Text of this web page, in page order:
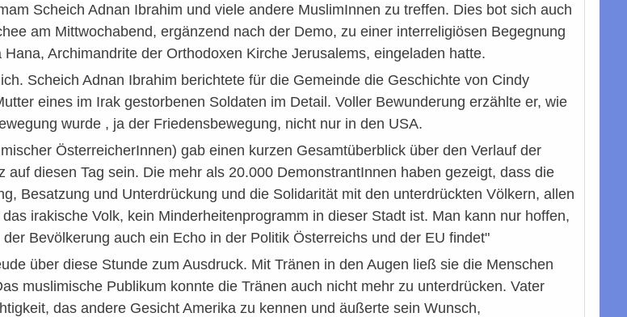
Scheich Adnan Ibrahim und viele andere MuslimInnen zu treffen. Dies bot sich auch
am Mittwochabend, ergänzend nach der Demo, zu einer interreligiösen Begegnung
Archimandrite der Orthodoxen Kirche Jerusalems, eingeladen hatte.
Scheich Adnan Ibrahim berichtete für die Gemeinde die Geschichte von Cindy
eines im Irak gestorbenen Soldaten im Detail. Voller Bewunderung erzählte er, wie
wurde , ja der Friedensbewegung, nicht nur in den USA.
ÖsterreicherInnen) gab einen kurzen Gesamtüberblick über den Verlauf der
auf diesen Tag sein. Die mehr als 20.000 DemonstrantInnen haben gezeigt, dass die
Besatzung und Unterdrückung und die Solidarität mit den unterdrückten Völkern, allen
irakische Volk, kein Minderheitenprogramm in dieser Stadt ist. Man kann nur hoffen,
Bevölkerung auch ein Echo in der Politik Österreichs und der EU findet"
über diese Stunde zum Ausdruck. Mit Tränen in den Augen ließ sie die Menschen
muslimische Publikum konnte die Tränen auch nicht mehr zu unterdrücken. Vater
das andere Gesicht Amerika zu kennen und äußerte sein Wunsch,